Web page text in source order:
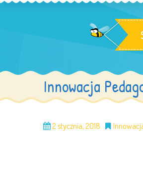
Innowacja
2 stycznia, 2018